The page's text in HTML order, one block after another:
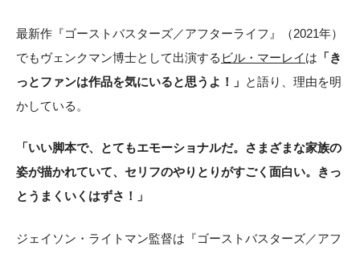
最新作『ゴーストバスターズ／アフターライフ』（2021年）
でもヴェンクマン博士として出演する ビル・マーレイは 「き
っとファンは作品を気にいると思うよ！」 と語り、理由を明
かしている。
「いい脚本で、とてもエモーショナルだ。さまざまな家族の
姿が描かれていて、セリフのやりとりがすごく面白い。きっ
とうまくいくはずさ！」
ジェイソン・ライトマン監督は『ゴーストバスターズ／アフ